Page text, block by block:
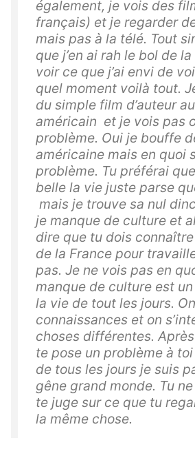
également, je vois des
français) et je regarder
mais pas à la télé. Tout
que j’en ai rah le bol de
voir ce que j’ai envi de
quel moment voilà tout.
du simple film d’auteur
américain et je vois pas
problème. Oui je bouffe
américaine mais en quoi
problème. Tu préférai
belle la vie juste parse
mais je trouve sa nul
je manque de culture et
dire que tu dois
de la France pour
pas. Je ne vois pas en
manque de culture est
la vie de tout les jours.
connaissances et on
choses différentes.
te pose un problème à
de tous les jours je suis
gêne grand monde. Tu ne
te juge sur ce que tu
la même chose.